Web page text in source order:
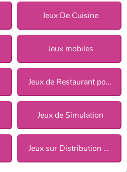
Jeux De Cuisine
Jeux mobiles
Jeux de Restaurant pour Filles
Jeux de Simulation
Jeux sur Distribution de plats